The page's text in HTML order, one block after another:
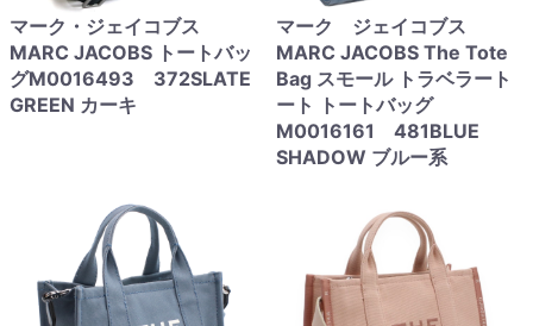
マーク・ジェイコブス
MARC JACOBS トートバッ
グM0016493 372SLATE
GREEN カーキ
マーク ジェイコブス
MARC JACOBS The Tote
Bag スモール トラベラート
ート トートバッグ
M0016161 481BLUE
SHADOW ブルー系